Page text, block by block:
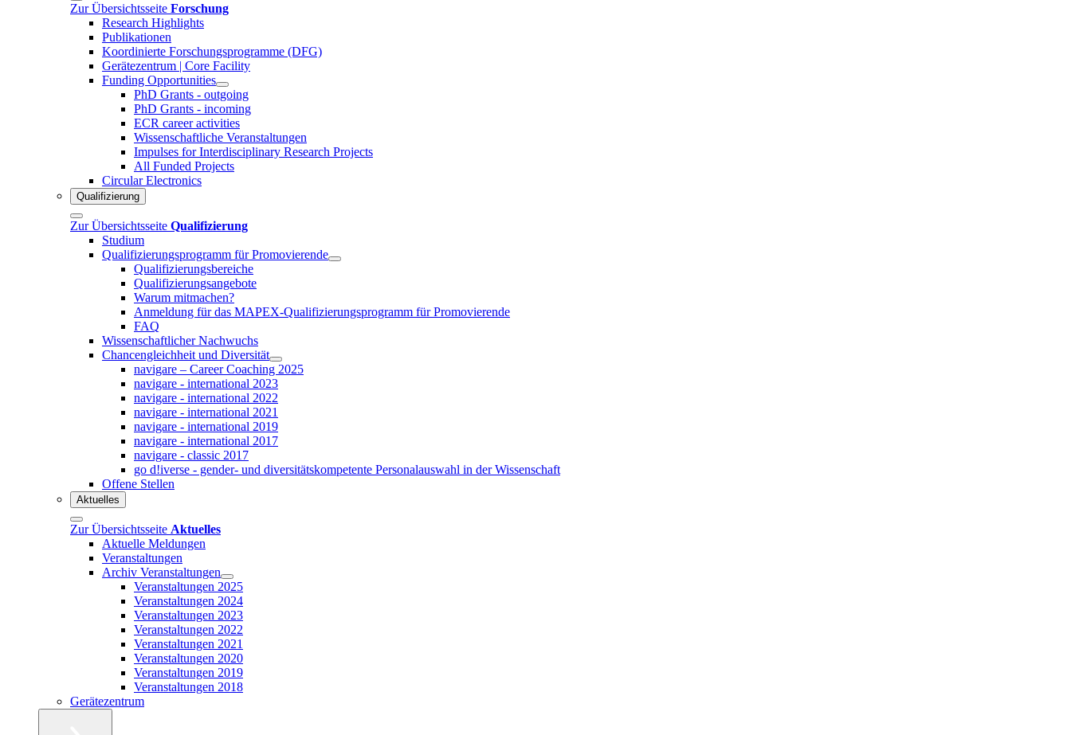
Zur Übersichtsseite Forschung
Research Highlights
Publikationen
Koordinierte Forschungsprogramme (DFG)
Gerätezentrum | Core Facility
Funding Opportunities
PhD Grants - outgoing
PhD Grants - incoming
ECR career activities
Wissenschaftliche Veranstaltungen
Impulses for Interdisciplinary Research Projects
All Funded Projects
Circular Electronics
Qualifizierung
Zur Übersichtsseite Qualifizierung
Studium
Qualifizierungsprogramm für Promovierende
Qualifizierungsbereiche
Qualifizierungsangebote
Warum mitmachen?
Anmeldung für das MAPEX-Qualifizierungsprogramm für Promovierende
FAQ
Wissenschaftlicher Nachwuchs
Chancengleichheit und Diversität
navigare – Career Coaching 2025
navigare - international 2023
navigare - international 2022
navigare - international 2021
navigare - international 2019
navigare - international 2017
navigare - classic 2017
go d!iverse - gender- und diversitätskompetente Personalauswahl in der Wissenschaft
Offene Stellen
Aktuelles
Zur Übersichtsseite Aktuelles
Aktuelle Meldungen
Veranstaltungen
Archiv Veranstaltungen
Veranstaltungen 2025
Veranstaltungen 2024
Veranstaltungen 2023
Veranstaltungen 2022
Veranstaltungen 2021
Veranstaltungen 2020
Veranstaltungen 2019
Veranstaltungen 2018
Gerätezentrum